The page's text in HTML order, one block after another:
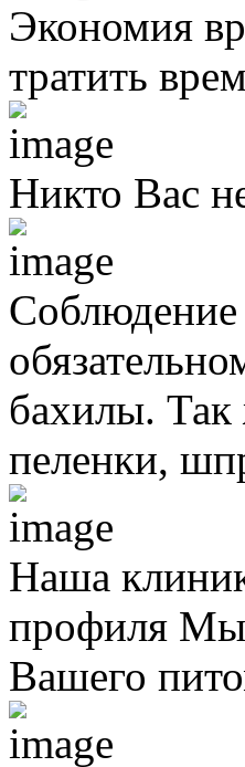
Экономия
тратить
Никто Вас
Соблюдение
бахилы. Так
пеленки,
Наша
профиля Мы
Вашего